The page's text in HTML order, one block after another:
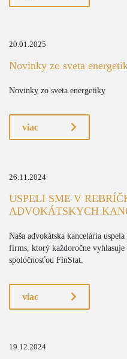
20.01.2025
Novinky zo sveta
Novinky zo sveta energetiky
viac
26.11.2024
USPELI SME V
ADVOKÁTSKYCH
Naša advokátska kancelária
firms, ktorý každoročne
spoločnosťou FinStat.
viac
19.12.2024